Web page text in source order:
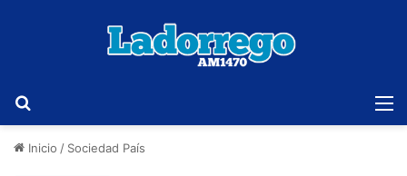
Inicio / Sociedad País